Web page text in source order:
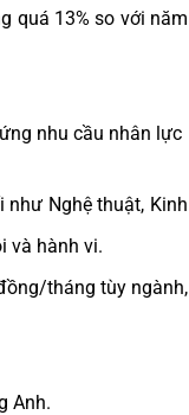
quá 13% so với năm
nhu cầu nhân lực
như Nghệ thuật, Kinh
và hành vi.
tháng tùy ngành,
Anh.